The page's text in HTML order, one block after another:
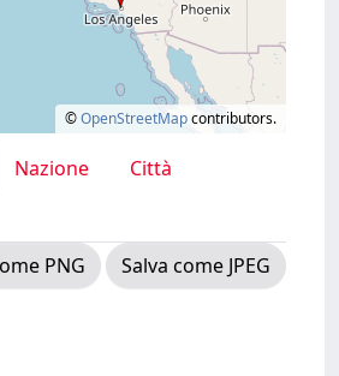
©OpenStreetMapcontributors.
Nazione
Città
PNG
Salva come JPEG